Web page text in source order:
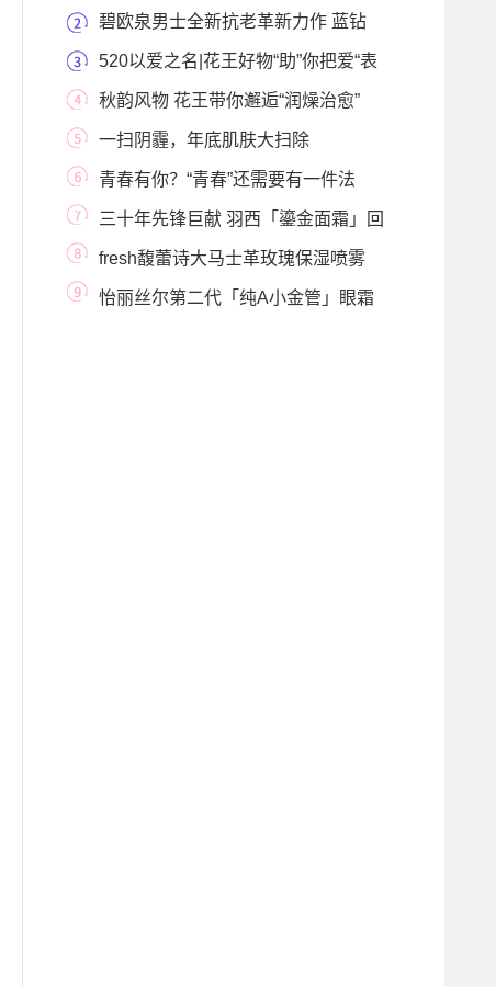
古风碧欧泉男士全新抗老革新力作 蓝钻
「狙击弹」精
520以爱之名|花王好物“助”你把爱“表
白”出来秋韵风物 花王带你邂逅“润燥治愈”
一扫阴霾，年底肌肤大扫除
青春有你？“青春”还需要有一件法
宝！ 三十年先锋巨献 羽西「鎏金面霜」回
弹力私享会
fresh馥蕾诗大马士革玫瑰保湿喷雾
肌肤的随行“
怡丽丝尔第二代「纯A小金管」眼霜